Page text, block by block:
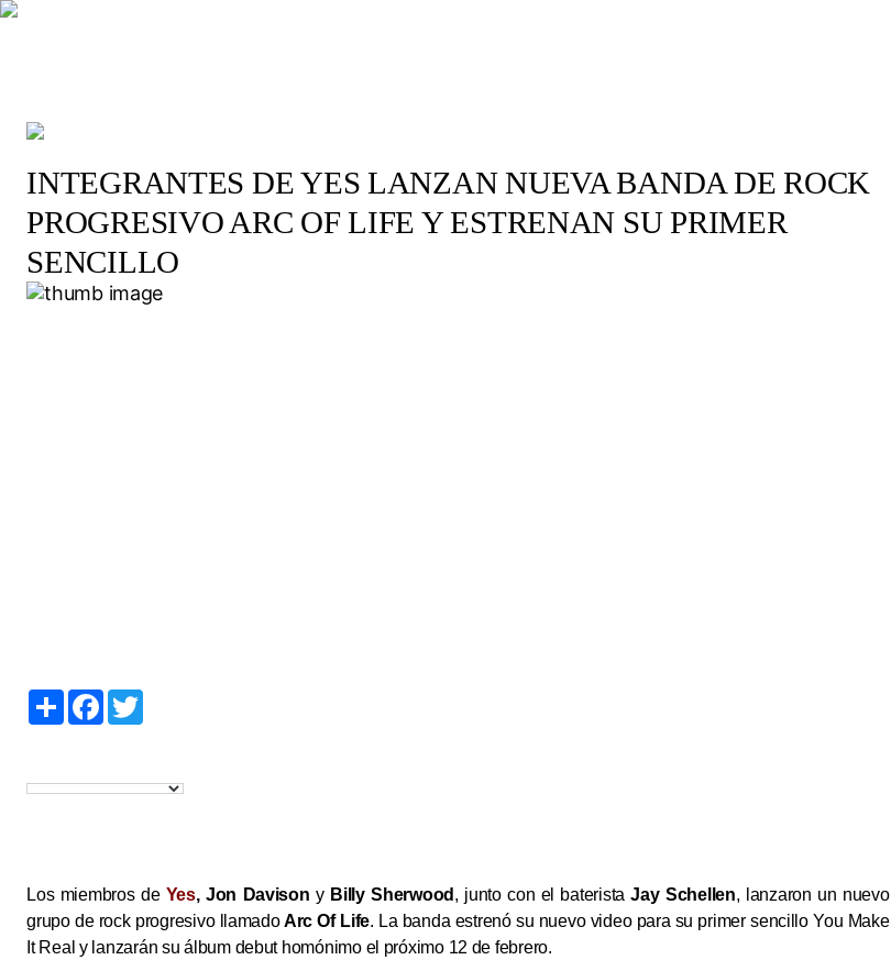
INTEGRANTES DE YES LANZAN NUEVA BANDA DE ROCK
PROGRESIVO ARC OF LIFE Y ESTRENAN SU PRIMER
SENCILLO
S
h
F
a
o e
Los miembros de Yes, Jon Davison y Billy Sherwood , junto con el bateristaJay Schellen, lanzaron un nuevo
grupo de rock progresivo llamadoArc Of Life. La banda estrenó su nuevo video para su primer sencillo You Make
It Real y lanzarán su álbum debut homónimo el próximo 12 de febrero.